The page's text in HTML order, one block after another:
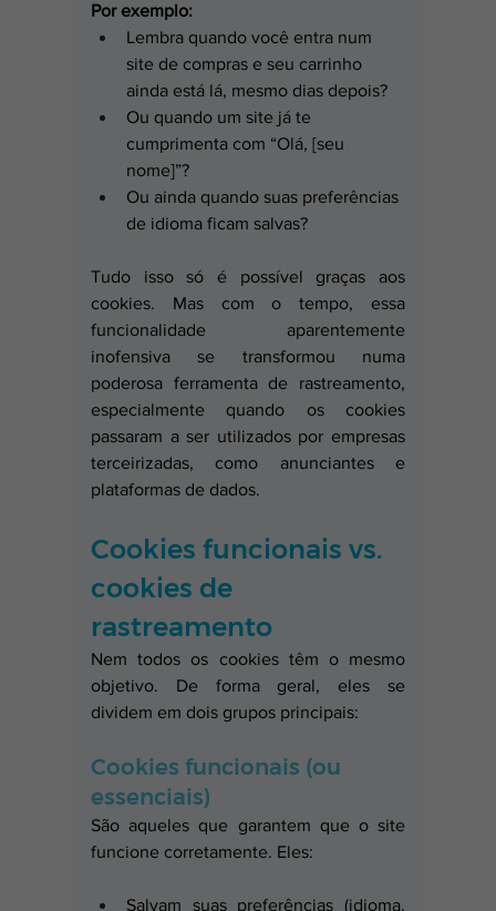
Por exemplo:
Lembra quando você entra num
site de compras e seu carrinho
ainda está lá, mesmo dias depois?
Ou quando um site já te
cumprimenta com “Olá, [seu
nome]”?
Ou ainda quando suas preferências
de idioma ficam salvas?
Tudo isso só é possível graças aos
cookies. Mas com o tempo, essa
funcionalidade aparentemente
inofensiva se transformou numa
poderosa ferramenta de rastreamento,
especialmente quando os cookies
passaram a ser utilizados por empresas
terceirizadas, como anunciantes e
plataformas de dados.
Cookies funcionais vs.
cookies de
rastreamento
Nem todos os cookies têm o mesmo
objetivo. De forma geral, eles se
dividem em dois grupos principais:
Cookies funcionais (ou
essenciais)
São aqueles que garantem que o site
funcione corretamente. Eles:
Salvam suas preferências (idioma,